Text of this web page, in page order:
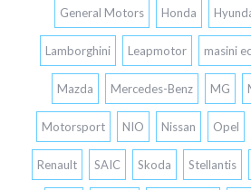
General Motors Honda
Lamborghini Leapmotor masini
Mazda Mercedes-Benz MG
Motorsport NIO Nissan Opel
Renault SAIC Skoda Stellantis